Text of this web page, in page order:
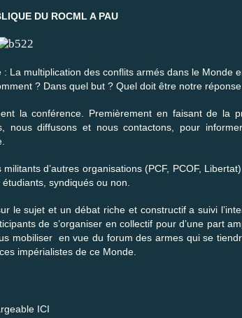
DU ROCML A PAU
La multiplication des conflits armés dans le Monde
? Dans quel but ? Quel doit être notre
la conférence. Premièrement en faisant de la
nous diffusons et nous contactons, pour
d’autres organisations (PCF, PCOF,
syndiqués ou non.
le sujet et un débat riche et constructif a suivi
de s’organiser en collectif pour d’une part
mobiliser en vue du forum des armes qui se
impérialistes de ce Monde.
ICI